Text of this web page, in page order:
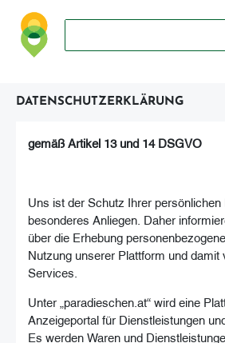
Suche nach: Zum Beispiel
DATENSCHUTZERKLÄRUNG
gemäß Artikel 13 und 14 DSGVO
Uns ist der Schutz Ihrer persönlichen
besonderes Anliegen. Daher
über die Erhebung
Nutzung unserer Plattform und damit
Services.
Unter „paradieschen.at“ wird eine
Anzeigeportal für Dienstleistungen
Es werden Waren und